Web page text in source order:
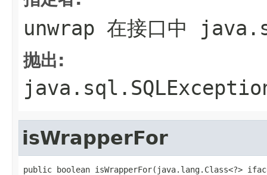
unwrap 在接口中
抛出:
isWrapperFor
public boolean isWrapperFor(java.lang.Class<?>